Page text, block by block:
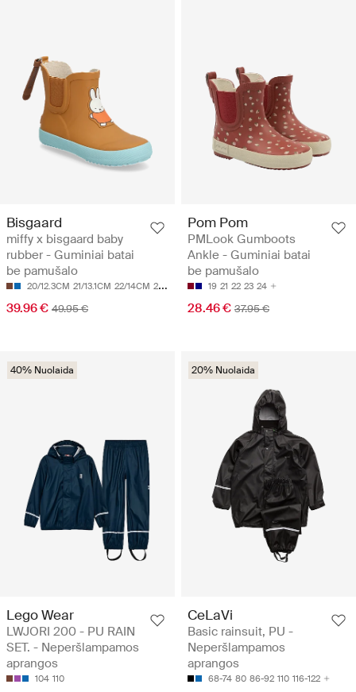
Bisgaard
miffy x bisgaard baby
rubber - Guminiai batai
be pamušalo
20/12.3CM 21/13.1CM 22/14CM 23/14.9CM 24/15.5CM
39.96 € 49.95 €
Pom Pom
PMLook Gumboots
Ankle - Guminiai batai
be pamušalo
19 21 22 23 24
28.46 € 37.95 €
40% Nuolaida
Lego Wear
LWJORI 200 - PU RAIN
SET. - Neperšlampamos
aprangos
104 110
20% Nuolaida
CeLaVi
Basic rainsuit, PU -
Neperšlampamos
aprangos
68-74 80 86-92 110 116-122